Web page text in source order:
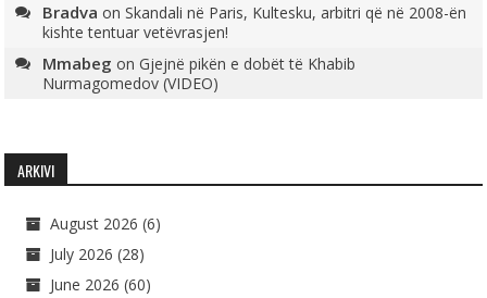
Bradva onSkandali në Paris, Kultesku, arbitri që në 2008-ën
kishte tentuar vetëvrasjen!
Mmabeg onGjejnë pikën e dobët të Khabib
Nurmagomedov (VIDEO)
ARKIVI
August 2026 (6)
July 2026 (28)
June 2026 (60)